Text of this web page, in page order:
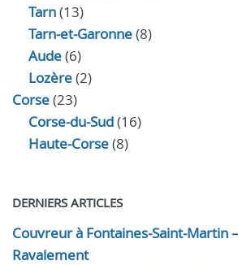
Tarn(13)
Tarn-et-Garonne(8)
Aude(6)
Lozère(2)
Corse(23)
Corse-du-Sud(16)
Haute-Corse(8)
DERNIERS ARTICLES
Couvreur à Fontaines-Saint-Martin
Ravalement